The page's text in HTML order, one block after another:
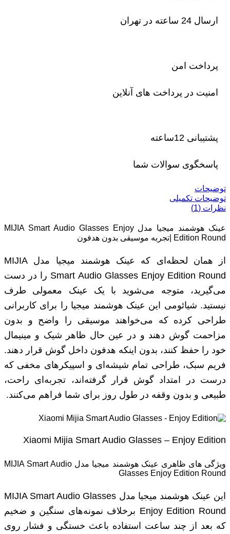
ارسال 24 ساعته در تهران
پرداخت امن
امنیت در پرداخت های آنلاین
پشتیبانی 12ساعته
پاسخگوی سوالات شما
توضیحات
توضیحات تکمیلی
نظرات (1)
عینک هوشمند میجیا مدل MIJIA Smart Audio Glasses Enjoy
Edition Round |تجربه موسیقی بدون هدفون
از همان لحظه‌ای که عینک هوشمند میجیا مدل MIJIA
Smart Audio Glasses Enjoy Edition Round را در دست
می‌گیرید، متوجه می‌شوید با یک عینک معمولی طرف
نیستید. شیائومی این عینک هوشمند میجیا را برای کاربرانی
طراحی کرده که می‌خواهند موسیقی را واضح و بدون
مزاحمت گوش دهند و در عین حال ظاهر شیک و مینیمال
خود را حفظ کنند، بدون اینکه هدفون داخل گوش قرار دهند.
فریم سبک، طراحی تمام شیشه‌ای و اسپیکرهای مخفی که
درست در امتداد گوش قرار گرفته‌اند، تجربه‌ای راحت،
طبیعی و بدون وقفه در طول روز برای شما فراهم می‌کنند.
Xiaomi Mijia Smart Audio Glasses – Enjoy Edition
ویژگی های ظاهری عینک هوشمند میجیا مدل MIJIA Smart Audio
Glasses Enjoy Edition Round
این عینک هوشمند میجیا مدل MIJIA Smart Audio Glasses
Enjoy Edition Round برخلاف نمونه‌های سنگین و ضخیم
که بعد از چند ساعت استفاده باعث خستگی و فشار روی